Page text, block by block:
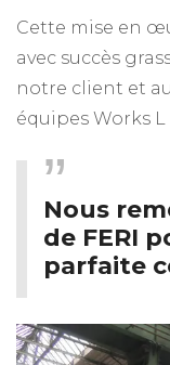
Cette mise en
avec succès
notre client et
équipes Works L
Nous
de FERI
parfaite